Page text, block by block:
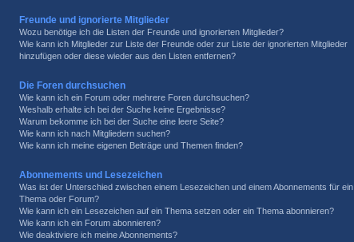
Freunde und ignorierte Mitglieder
Wozu benötige ich die Listen der Freunde und ignorierten Mitglieder?
Wie kann ich Mitglieder zur Liste der Freunde oder zur Liste der ignorierten Mitglieder
hinzufügen oder diese wieder aus den Listen entfernen?
Die Foren durchsuchen
Wie kann ich ein Forum oder mehrere Foren durchsuchen?
Weshalb erhalte ich bei der Suche keine Ergebnisse?
Warum bekomme ich bei der Suche eine leere Seite?
Wie kann ich nach Mitgliedern suchen?
Wie kann ich meine eigenen Beiträge und Themen finden?
Abonnements und Lesezeichen
Was ist der Unterschied zwischen einem Lesezeichen und einem Abonnements für ein
Thema oder Forum?
Wie kann ich ein Lesezeichen auf ein Thema setzen oder ein Thema abonnieren?
Wie kann ich ein Forum abonnieren?
Wie deaktiviere ich meine Abonnements?